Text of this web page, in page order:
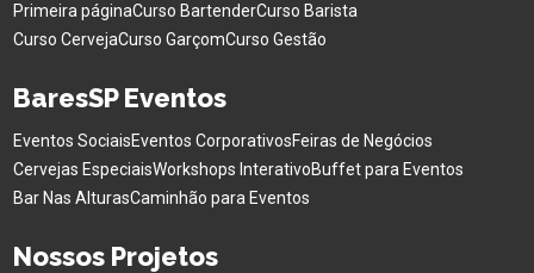
Primeira páginaCurso BartenderCurso Barista
Curso CervejaCurso GarçomCurso Gestão
BaresSP Eventos
Eventos SociaisEventos CorporativosFeiras de Negócios
Cervejas EspeciaisWorkshops InterativoBuffet para Eventos
Bar Nas AlturasCaminhão para Eventos
Nossos Projetos